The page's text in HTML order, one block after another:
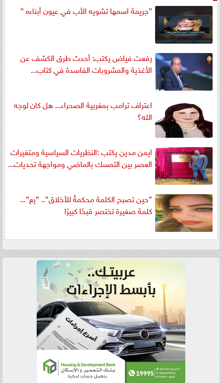
”جريمة اسمها تشويه الأب في عيون أبناءه ”
رفعت فياض يكتب: أحدث طرق الكشف عن
الأغذية والمشروبات الفاسدة في كتاب...
اعتراف ترامب بمغربية الصحراء... هل كان لوجه
الله؟
ايمن مدين يكتب :النظريات السياسية ومتغيرات
العصر بين التمسك بالماضي ومواجهة تحديات...
”حين تصبح الكلمة محكمةً للأخلاق”.. ”يع”...
كلمة صغيرة تختصر قبحًا كبيرًا